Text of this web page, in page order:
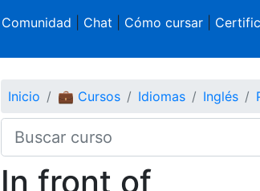
Comunidad Chat Cómo cursar|
Inicio 💼 Cursos Idiomas Inglés
In front of